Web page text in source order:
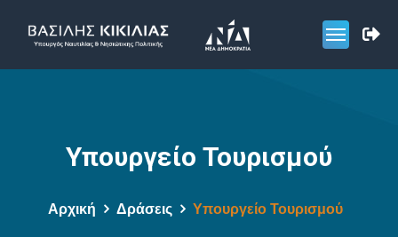
Υπουργείο Τουρισμού
Αρχική Δράσεις Υπουργείο Τουρισμού